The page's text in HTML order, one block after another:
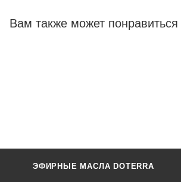
Вам также может понравиться
ЭФИРНЫЕ МАСЛА DOTERRA